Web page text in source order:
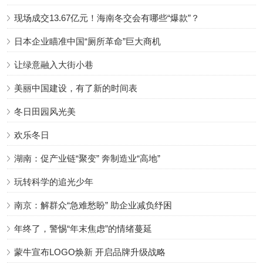
现场成交13.67亿元！海南冬交会有哪些“爆款”？
日本企业瞄准中国“厕所革命”巨大商机
让绿意融入大街小巷
美丽中国建设，有了新的时间表
冬日田园风光美
欢乐冬日
湖南：促产业链“聚变” 奔制造业“高地”
玩转科学的追光少年
南京：解群众“急难愁盼” 助企业减负纾困
年终了，警惕“年末焦虑”的情绪蔓延
蒙牛宣布LOGO焕新 开启品牌升级战略